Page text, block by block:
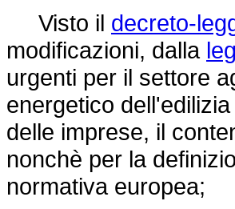
Visto il decreto-
modificazioni, dalla
urgenti per il settore
energetico
delle imprese, il
nonchè per la
normativa europea;